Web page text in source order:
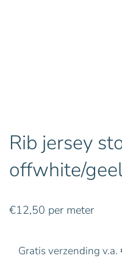
Rib jersey
offwhite/
€12,50 per meter
Gratis verzending v.a.